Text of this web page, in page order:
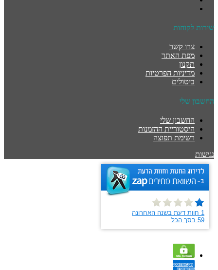
שירות לקוחות
צרו קשר
מפת האתר
תקנון
מדיניות הפרטיות
ביטולים
החשבון שלי
החשבון שלי
היסטוריית ההזמנות
רשימת תפוצה
נגישות